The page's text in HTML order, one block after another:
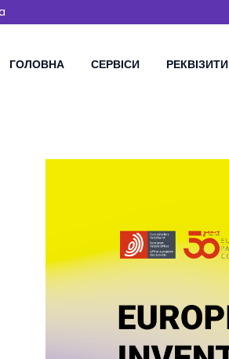
ГОЛОВНА СЕРВІСИ РЕКВІЗИТИ